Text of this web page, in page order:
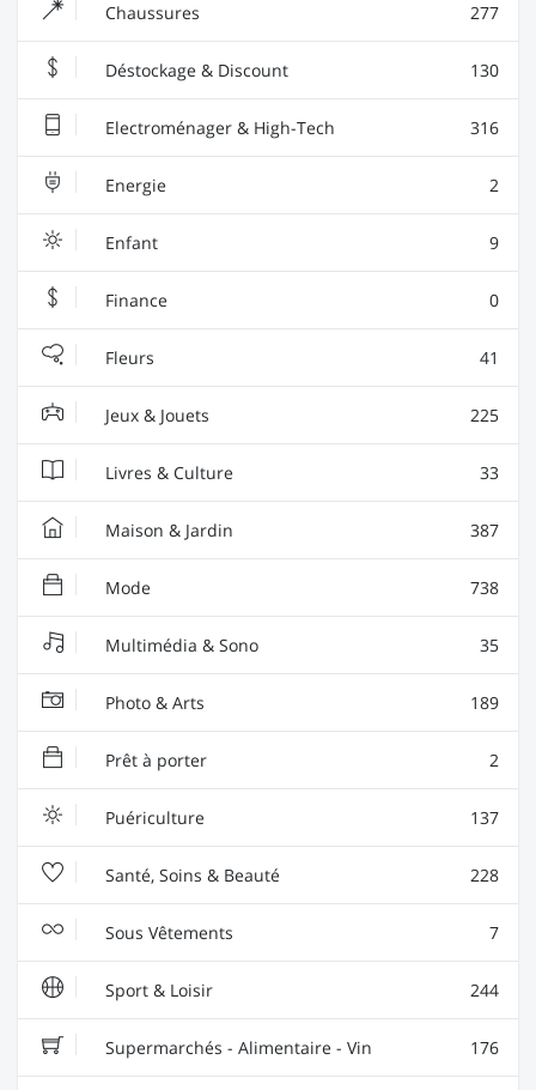
Chaussures 277
Déstockage & Discount 130
Electroménager & High-Tech 316
Energie 2
Enfant 9
Finance 0
Fleurs 41
Jeux & Jouets 225
Livres & Culture 33
Maison & Jardin 387
Mode 738
Multimédia & Sono 35
Photo & Arts 189
Prêt à porter 2
Puériculture 137
Santé, Soins & Beauté 228
Sous Vêtements 7
Sport & Loisir 244
Supermarchés - Alimentaire - Vin 176